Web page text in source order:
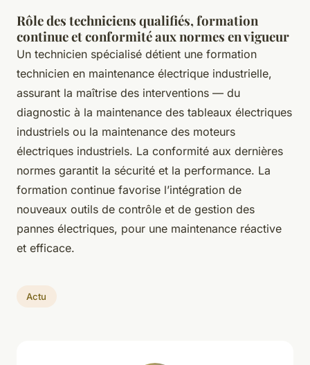
Rôle des techniciens qualifiés, formation
continue et conformité aux normes en vigueur
Un technicien spécialisé détient une formation
technicien en maintenance électrique industrielle,
assurant la maîtrise des interventions — du
diagnostic à la maintenance des tableaux électriques
industriels ou la maintenance des moteurs
électriques industriels. La conformité aux dernières
normes garantit la sécurité et la performance. La
formation continue favorise l’intégration de
nouveaux outils de contrôle et de gestion des
pannes électriques, pour une maintenance réactive
et efficace.
Actu